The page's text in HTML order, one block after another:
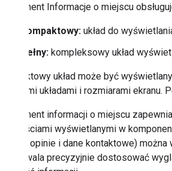
Komponent Informacje o miejscu
Kompaktowy: układ do
Pełny: kompleksowy układ
Kompaktowy układ może być
z różnymi układami i rozmiarami
Komponent informacji o miejscu
nad treściami wyświetlanymi w
zdjęcia, opinie i dane kontaktowe)
co pozwala precyzyjnie dostosować